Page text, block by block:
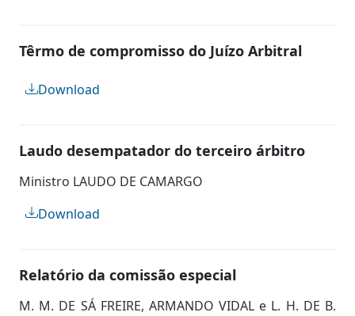
Têrmo de compromisso do Juízo Arbitral
Download
Laudo desempatador do terceiro árbitro
Ministro LAUDO DE CAMARGO
Download
Relatório da comissão especial
M. M. DE SÁ FREIRE, ARMANDO VIDAL e L. H. DE B.